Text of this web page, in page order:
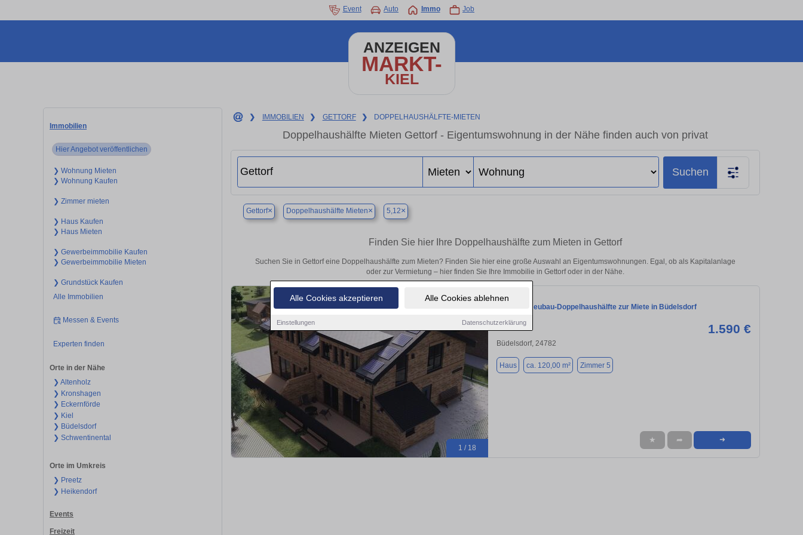
Alle Cookies akzeptieren Alle Cookies ablehnen
Einstellungen Datenschutzerklärung
Event Auto Immo Job
ANZEIGEN
MARKT-
KIEL
Immobilien
Hier Angebot veröffentlichen
❯ Wohnung Mieten
❯ Wohnung Kaufen
❯ Zimmer mieten
❯ Haus Kaufen
❯ Haus Mieten
❯ Gewerbeimmobilie Kaufen
❯ Gewerbeimmobilie Mieten
❯ Grundstück Kaufen
Alle Immobilien
Messen & Events
Experten finden
Orte in der Nähe
❯ Altenholz
❯ Kronshagen
❯ Eckernförde
❯ Kiel
❯ Büdelsdorf
❯ Schwentinental
Orte im Umkreis
❯ Preetz
❯ Heikendorf
Events
Freizeit
❯ IMMOBILIEN ❯ GETTORF ❯ DOPPELHAUSHÄLFTE-MIETEN
Doppelhaushälfte Mieten Gettorf - Eigentumswohnung in der Nähe finden auch von privat
Suchen
Gettorf× Doppelhaushälfte Mieten× 5,12×
Finden Sie hier Ihre Doppelhaushälfte zum Mieten in Gettorf
Suchen Sie in Gettorf eine Doppelhaushälfte zum Mieten? Finden Sie hier eine große Auswahl an Eigentumswohnungen. Egal, ob als Kapitalanlage
oder zur Vermietung – hier finden Sie Ihre Immobilie in Gettorf oder in der Nähe.
1 / 18
Moderne Neubau-Doppelhaushälfte zur Miete in Büdelsdorf
1.590 €
Büdelsdorf, 24782
Haus ca. 120,00 m² Zimmer 5
★ ➦ ➜